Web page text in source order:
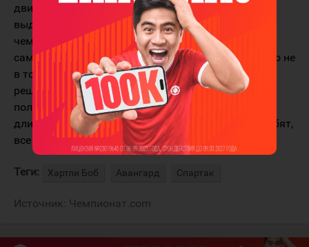
двигаем игроков внутри состава. У Брюквина
выдалось не очень удачное начало сезона, но
чемпионат длинный. Для меня главное - это
самоотдача ребят. Шевченко угодил в запас? Дело не
в том, кем мы довольны или нет. Мы принимаем
решения исходя из того, насколько это принесёт
пользу команде. Ситуации бывают разные, сезон
длинный, случаются травмы. Мы готовим всех ребят,
все должны быть в полной боевой готовности
Теги: Хартли Боб Авангард Спартак
Источник: Чемпионат.com